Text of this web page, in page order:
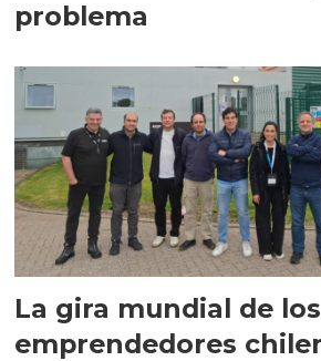
problema
La gira mundial de los
emprendedores